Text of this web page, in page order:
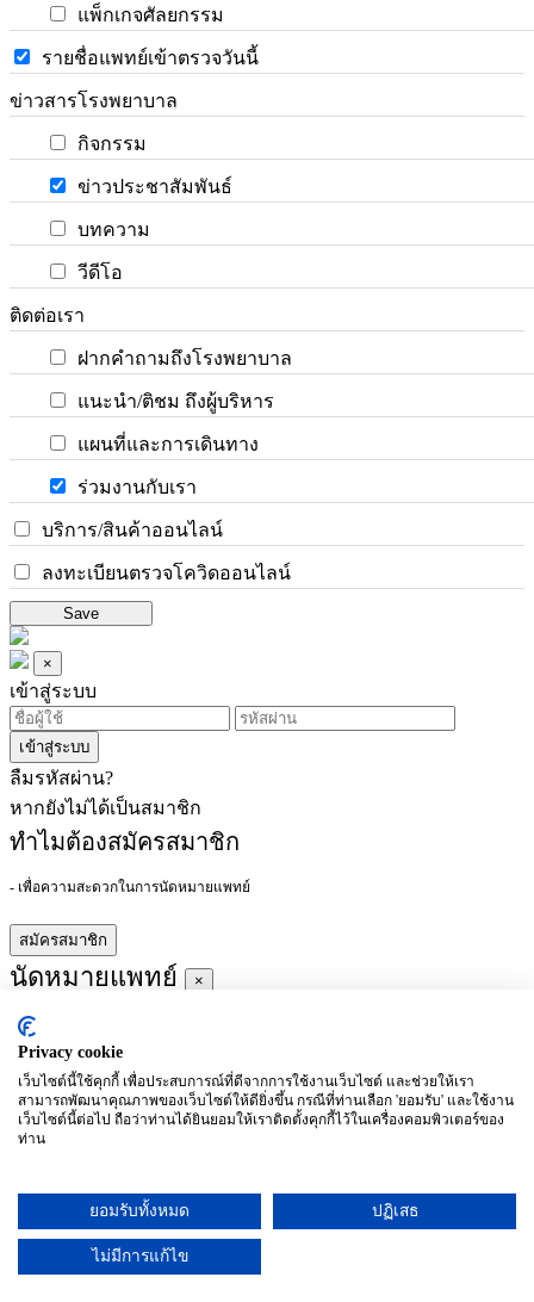
แพ็กเกจศัลยกรรม
รายชื่อแพทย์เข้าตรวจวันนี้
ข่าวสารโรงพยาบาล
กิจกรรม
ข่าวประชาสัมพันธ์
บทความ
วีดีโอ
ติดต่อเรา
ฝากคำถามถึงโรงพยาบาล
แนะนำ/ติชม ถึงผู้บริหาร
แผนที่และการเดินทาง
ร่วมงานกับเรา
บริการ/สินค้าออนไลน์
ลงทะเบียนตรวจโควิดออนไลน์
Save
×
เข้าสู่ระบบ
เข้าสู่ระบบ
ลืมรหัสผ่าน?
หากยังไม่ได้เป็นสมาชิก
ทำไมต้องสมัครสมาชิก
- เพื่อความสะดวกในการนัดหมายแพทย์
สมัครสมาชิก
นัดหมายแพทย์ ×
ผู้ชำนาญการ
ประจำ :
อาทิตย์
จันทร์
(27/09)
อังคาร
(28/09)
พุธ
พฤหัสบดี
ศุกร์
เสาร์
Privacy cookie
เว็บไซต์นี้ใช้คุกกี้ เพื่อประสบการณ์ที่ดีจากการใช้งานเว็บไซต์ และช่วยให้เรา
สามารถพัฒนาคุณภาพของเว็บไซต์ให้ดียิ่งขึ้น กรณีที่ท่านเลือก 'ยอมรับ' และใช้งาน
เว็บไซต์นี้ต่อไป ถือว่าท่านได้ยินยอมให้เราติดตั้งคุกกี้ไว้ในเครื่องคอมพิวเตอร์ของ
ท่าน
ยอมรับทั้งหมด ปฏิเสธ
ไม่มีการแก้ไข